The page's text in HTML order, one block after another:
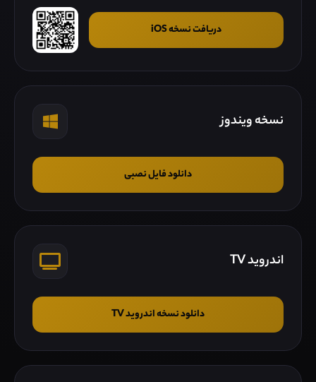
دریافت نسخه iOS
نسخه ویندوز
دانلود فایل نصبی
اندروید TV
دانلود نسخه اندروید TV